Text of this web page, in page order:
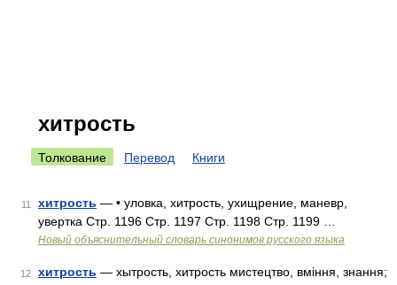
хитрость
Толкование Перевод Книги
11 хитрость — • уловка, хитрость, ухищрение, маневр,
увертка Стр. 1196 Стр. 1197 Стр. 1198 Стр. 1199 …
Новый объяснительный словарь синонимов русского языка
12 хитрость — хытрость, хитрость мистецтво, вміння, знання;